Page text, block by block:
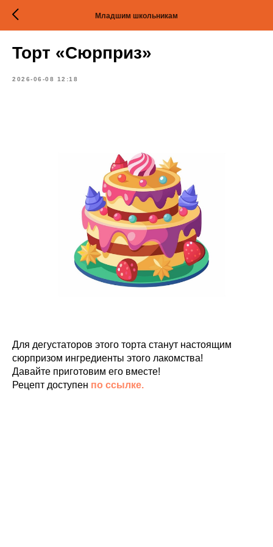
Младшим школьникам
Торт «Сюрприз»
2026-06-08 12:18
Для дегустаторов этого торта станут настоящим
сюрпризом ингредиенты этого лакомства!
Давайте приготовим его вместе!
Рецепт доступен по ссылке.